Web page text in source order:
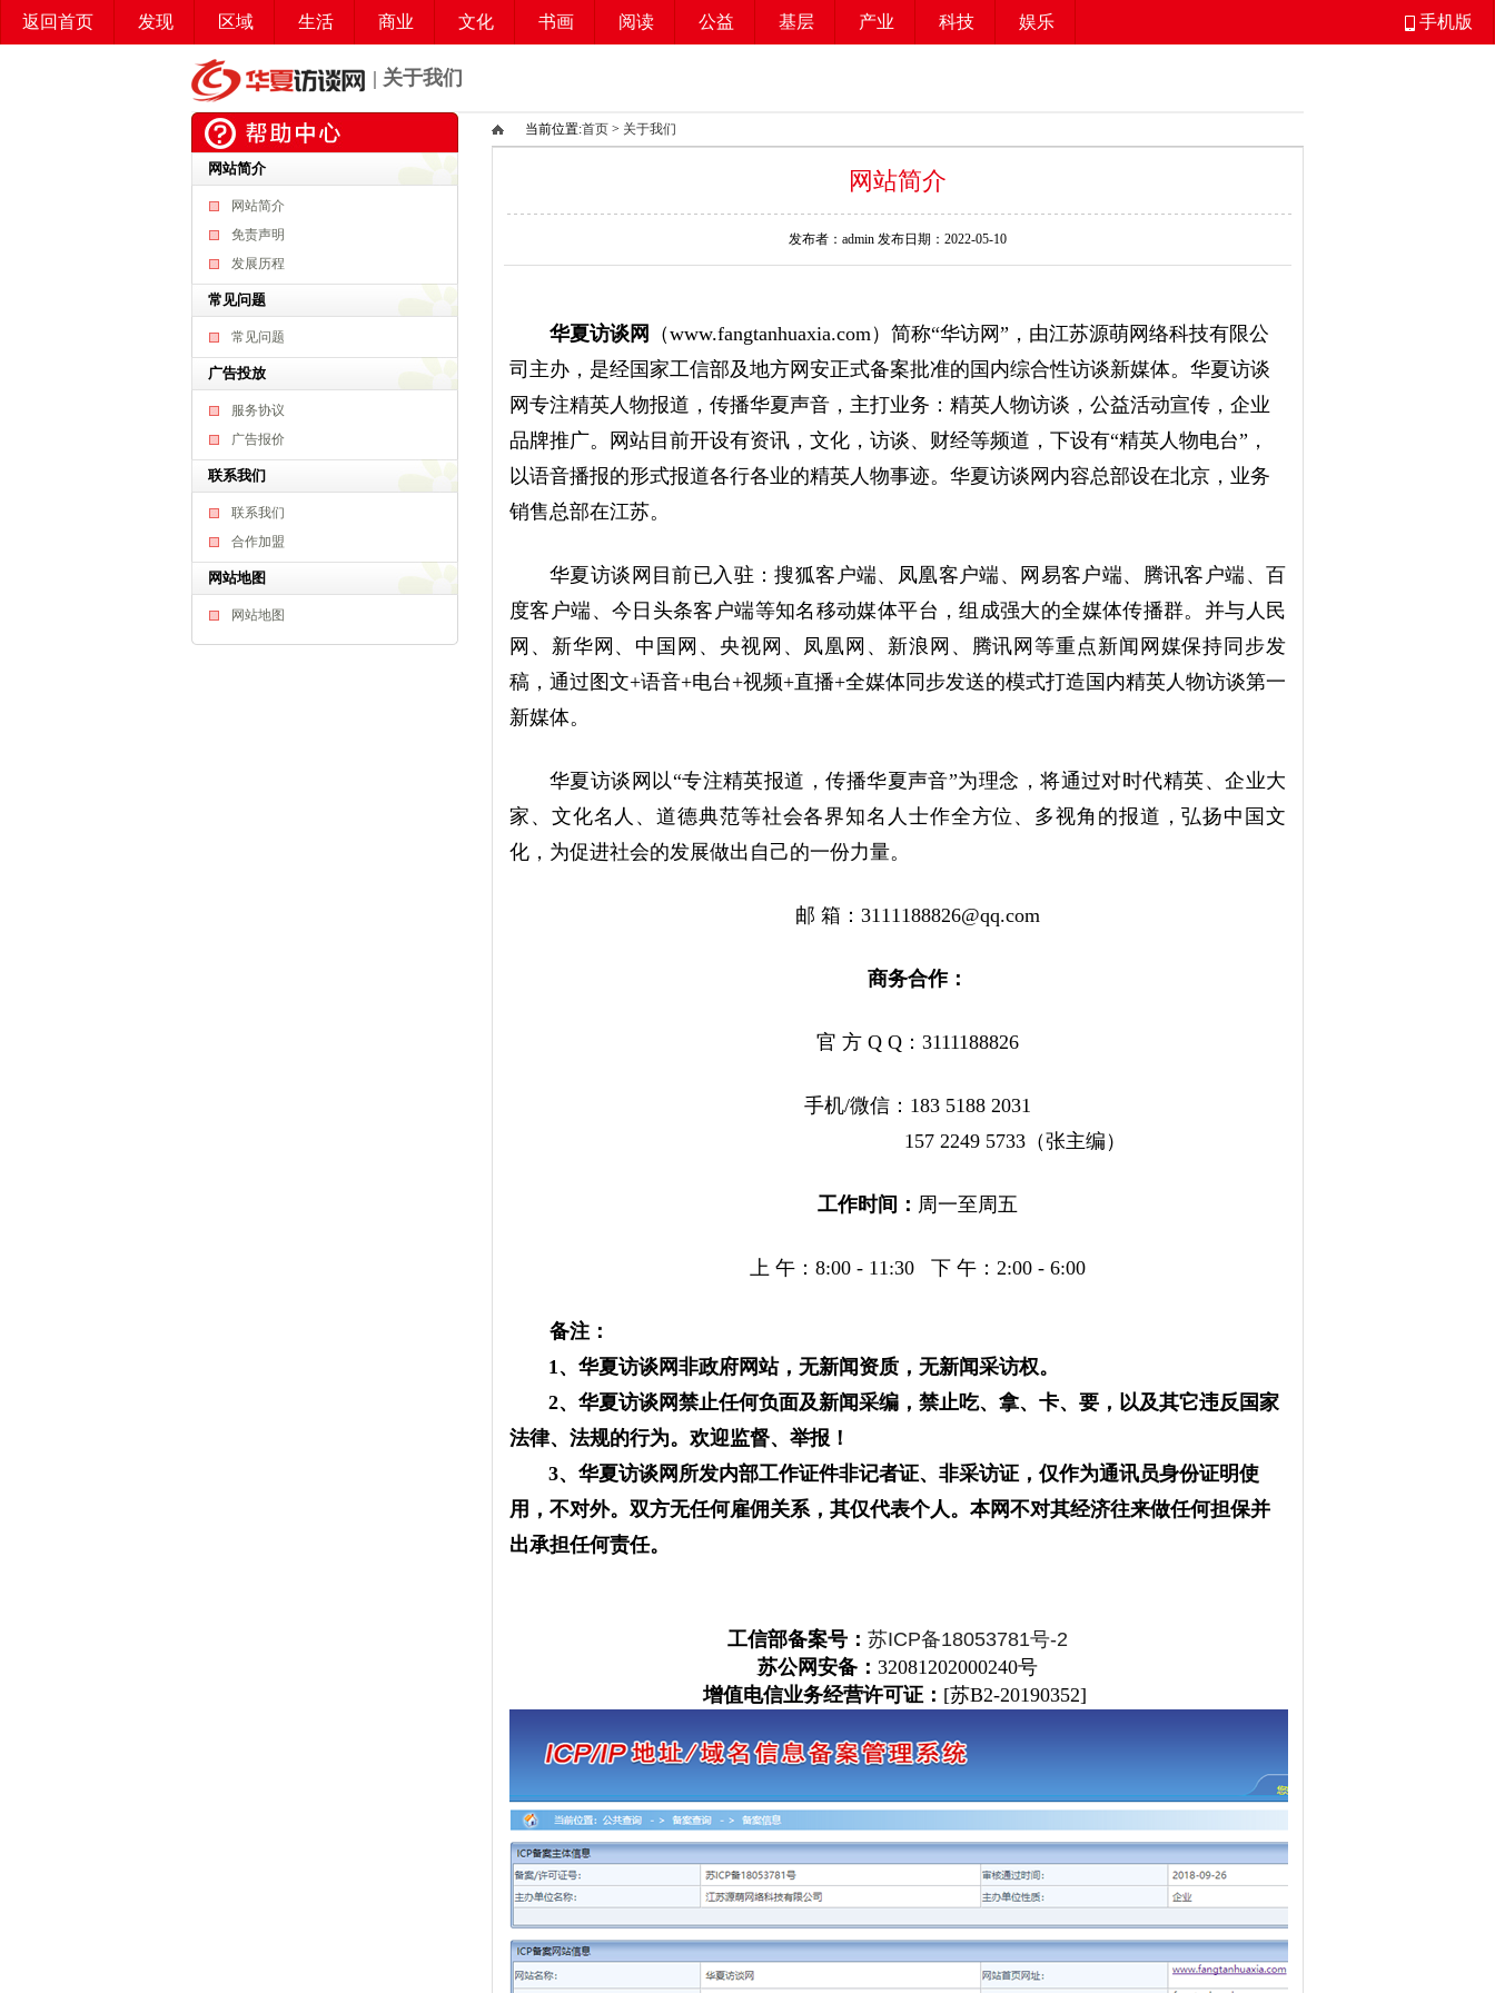
返回首页 发现 区域 生活 商业 文化 书画 阅读 公益 基层 产业 科技 娱乐 手机版
| 关于我们
网站简介
网站简介
免责声明
发展历程
常见问题
常见问题
广告投放
服务协议
广告报价
联系我们
联系我们
合作加盟
网站地图
网站地图
当前位置:首页 > 关于我们
网站简介
发布者：admin 发布日期：2022-05-10
华夏访谈网 （www.fangtanhuaxia.com）简称“华访网”， 由江苏源萌网络科技有限公
司主办，是经国家工信部及地方网安正式备案批准的 国内综合性访谈新媒体。华夏访谈
网 专注精英人物报道，传播华夏声音 ， 主打业务： 精英人物访谈，公益活动宣传，企业
品牌推广。
网站目前开设有资讯，文化，访谈、财经等频道，下设有“精英人物电台”，
以语音播报的形式报道各行各业的精英人物事迹。华夏访谈网内容总部设在北京，业务
销售总部在江苏。
华夏访谈网目前已入驻：搜狐客户端、凤凰客户端、网易客户端、 腾讯客户端、百
度客户端、今日头条客户端等知名移动媒体平台，组成强大的全媒体传播群。 并与人民
网、新华网、中国网、央视网、凤凰网、新浪网、腾讯网等重点新闻网媒保持同步发
稿，通过图文+语音+电台+视频+直播+全媒体同步发送的模式打造国内精英人物访谈第一
新媒体。
华夏访谈网 以“专注精英报道，传播华夏声音”为理念，将通过对时代精英、企业大
家、文化名人、道德典范等社会各界知名人士作全方位、多视角的报道，弘扬中国文
化，为促进社会的发展做出自己的一份力量。
邮 箱： 3111188826@qq.com
商务合作：
官 方 Q Q：3111188826
手机/微信：183 5188 2031
157 2249 5733（张主编）
工作时间： 周一至周五
上 午：8:00 - 11:30 下 午：2:00 - 6:00
备注：
1、华夏访谈网非政府网站，无新闻资质，无新闻采访权。
2、 华夏访谈网禁止任何负面及新闻采编，禁止吃、拿、卡、要，以及其它违反国家
法律、法规的行为。欢迎监督、举报！
3、 华夏访谈网 所发内部工作证件非记者证、非采访证，仅作为通讯员身份证明使
用，不对外。双方无任何雇佣关系，其仅代表个人。本网不对其经济往来做任何担保并
出承担任何责任。
工信部备案号： 苏ICP备18053781号-2
苏公网安备： 32081202000240号
增值电信业务经营许可证： [苏B2-20190352]